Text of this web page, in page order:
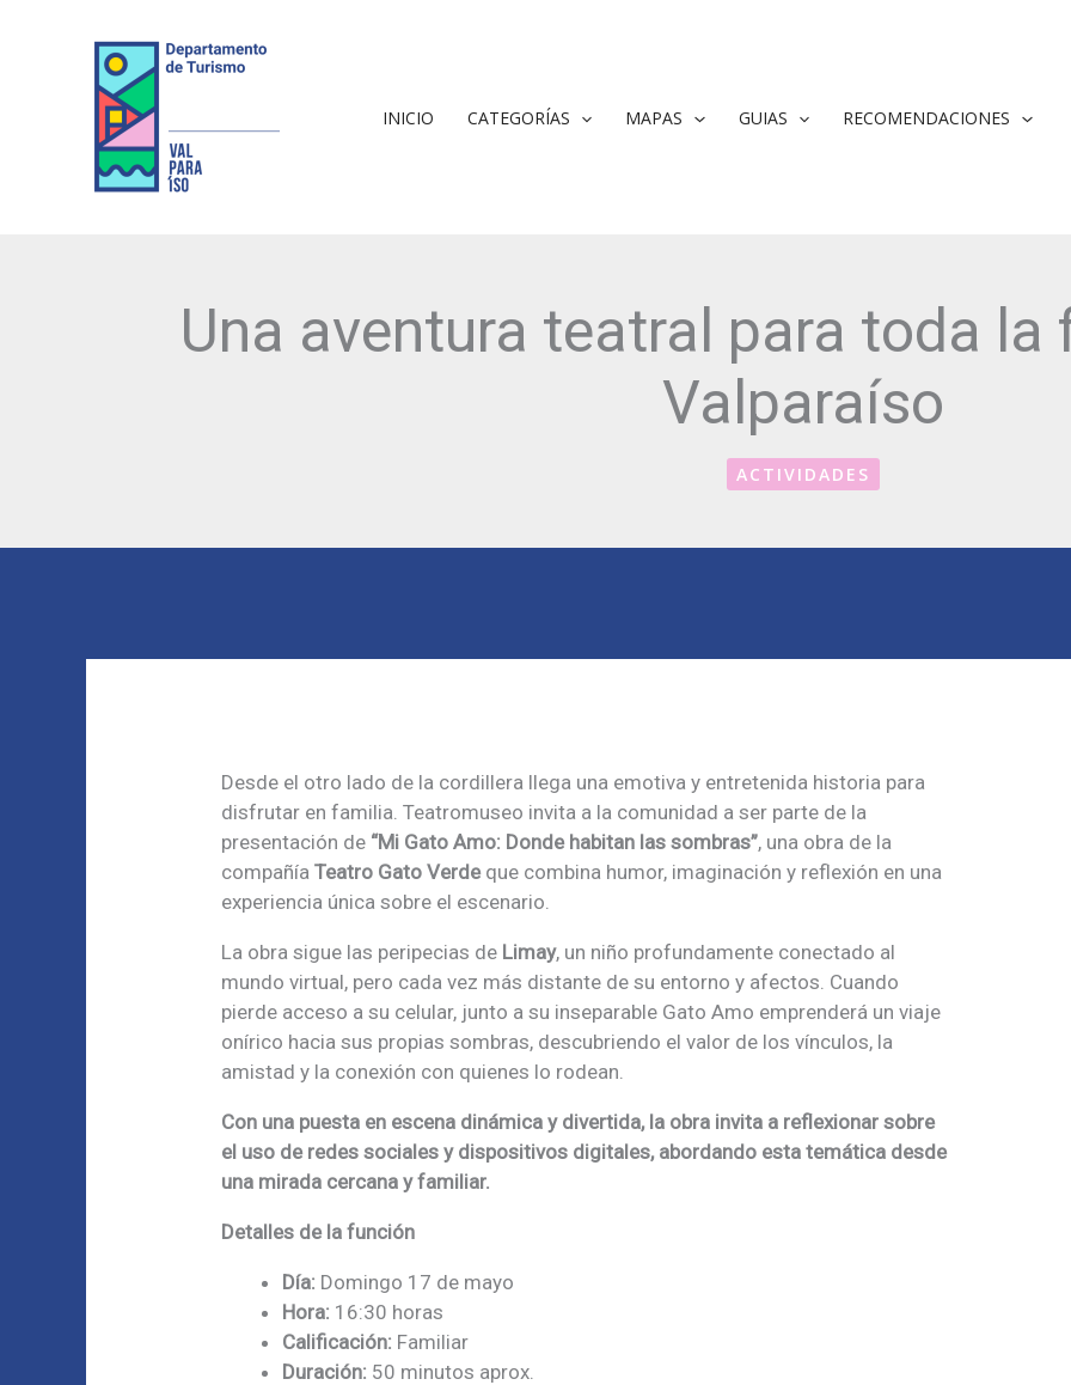
INICIO CATEGORÍAS MAPAS GUIAS RECOMENDACIONES
Una aventura teatral para toda la
Valparaíso
ACTIVIDADES
Desde el otro lado de la cordillera llega una emotiva y entretenida historia para
disfrutar en familia. Teatromuseo invita a la comunidad a ser parte de la
presentación de “Mi Gato Amo: Donde habitan las sombras”, una obra de la
compañíaTeatro Gato Verdeque combina humor, imaginación y reflexión en una
experiencia única sobre el escenario.
La obra sigue las peripecias de Limay, un niño profundamente conectado al
mundo virtual, pero cada vez más distante de su entorno y afectos. Cuando
pierde acceso a su celular, junto a su inseparable Gato Amo emprenderá un viaje
onírico hacia sus propias sombras, descubriendo el valor de los vínculos, la
amistad y la conexión con quienes lo rodean.
Con una puesta en escena dinámica y divertida, la obra invita a reflexionar sobre
el uso de redes sociales y dispositivos digitales, abordando esta temática desde
una mirada cercana y familiar.
Detalles de la función
Día: Domingo 17 de mayo
Hora: 16:30 horas
Calificación: Familiar
Duración: 50 minutos aprox.